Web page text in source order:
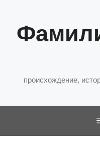
содержимому
происхождение,